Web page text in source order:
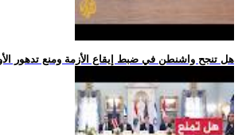
.. هل تنجح واشنطن في ضبط إيقاع الأزمة ومنع تدهور